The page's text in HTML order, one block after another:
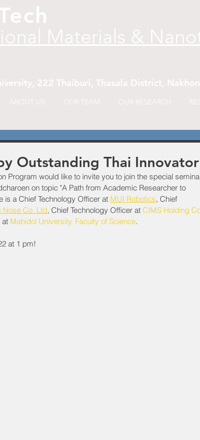
Materials &
OUR TEAM OUR RESEARCH
222 Thaiburi, Thasala District,
Outstanding Thai Innovator
Program would like to invite you to join the special
on topic "A Path from Academic Researcher to
is a Chief Technology Officer at MUI Robotics, Chief
Nose Co. Ltd, Chief Technology Officer at CIMS Holding
at Mahidol University, Faculty of Science.
at 1 pm!